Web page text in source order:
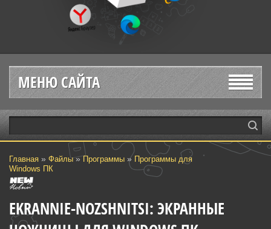
МЕНЮ САЙТА
Главная » Файлы»Программы » Программы для
Windows ПК
EKRANNIE-NOZSHNITSI: ЭКРАННЫЕ